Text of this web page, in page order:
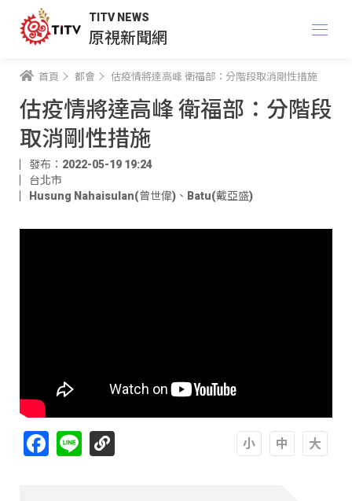
TITV NEWS
原視新聞網
首頁 都會 估疫情將達高峰 衛福部：分階段取消剛性措施
估疫情將達高峰 衛福部：分階段
取消剛性措施
發布：2022-05-19 19:24
台北市
Husung Nahaisulan(曾世偉) 、 Batu(戴亞盛)
Facebook
Line